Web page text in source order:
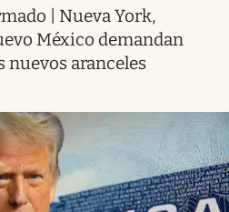
| Nueva York,
México demandan
nuevos aranceles